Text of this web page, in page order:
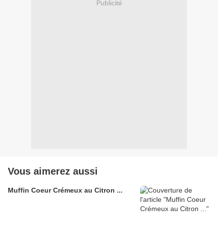
Publicité
Vous aimerez aussi
Muffin Coeur Crémeux au Citron ...